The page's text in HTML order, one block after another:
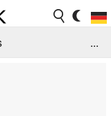
...